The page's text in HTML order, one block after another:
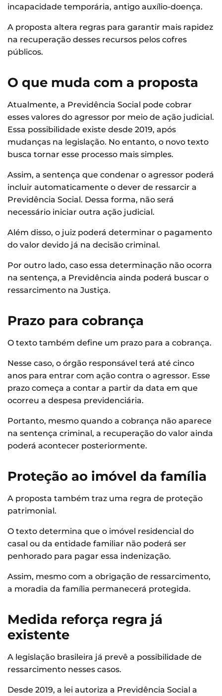
incapacidade temporária, antigo auxílio-doença.
A proposta altera regras para garantir mais rapidez
na recuperação desses recursos pelos cofres
públicos.
O que muda com a proposta
Atualmente, a Previdência Social pode cobrar
esses valores do agressor por meio de ação judicial.
Essa possibilidade existe desde 2019, após
mudanças na legislação. No entanto, o novo texto
busca tornar esse processo mais simples.
Assim, a sentença que condenar o agressor poderá
incluir automaticamente o dever de ressarcir a
Previdência Social. Dessa forma, não será
necessário iniciar outra ação judicial.
Além disso, o juiz poderá determinar o pagamento
do valor devido já na decisão criminal.
Por outro lado, caso essa determinação não ocorra
na sentença, a Previdência ainda poderá buscar o
ressarcimento na Justiça.
Prazo para cobrança
O texto também define um prazo para a cobrança.
Nesse caso, o órgão responsável terá até cinco
anos para entrar com ação contra o agressor. Esse
prazo começa a contar a partir da data em que
ocorreu a despesa previdenciária.
Portanto, mesmo quando a cobrança não aparece
na sentença criminal, a recuperação do valor ainda
poderá acontecer posteriormente.
Proteção ao imóvel da família
A proposta também traz uma regra de proteção
patrimonial.
O texto determina que o imóvel residencial do
casal ou da entidade familiar não poderá ser
penhorado para pagar essa indenização.
Assim, mesmo com a obrigação de ressarcimento,
a moradia da família permanecerá protegida.
Medida reforça regra já
existente
A legislação brasileira já prevê a possibilidade de
ressarcimento nesses casos.
Desde 2019, a lei autoriza a Previdência Social a